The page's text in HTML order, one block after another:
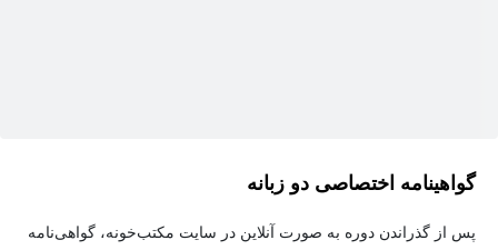
گواهینامه اختصاصی دو زبانه
پس از گذراندن دوره به صورت آنلاین در سایت مکتب‌خونه، گواهی‌نامه